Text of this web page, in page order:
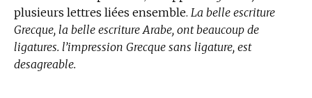
plusieurs lettres liées ensemble. La belle escriture
Grecque, la belle escriture Arabe, ont beaucoup de
ligatures. l’impression Grecque sans ligature, est
desagreable.